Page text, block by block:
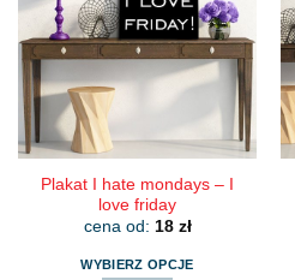
Opcje
można
wybrać
produktu
Plakat I hate mondays – I
love friday
cena od: 18 zł
WYBIERZ OPCJE